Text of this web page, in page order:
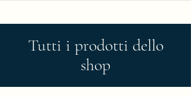
Tutti i prodotti dello
shop